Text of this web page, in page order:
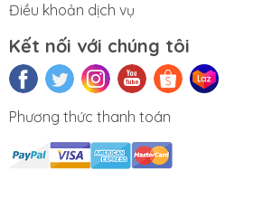
Điều khoản dịch vụ
Kết nối với chúng tôi
Phương thức thanh toán